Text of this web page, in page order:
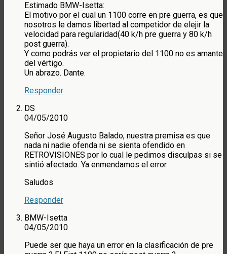
Estimado BMW-Isetta:
El motivo por el cual un 1100 corre en pre guerra, es que
nosotros le damos libertad al competidor de elejir la
velocidad para regularidad(40 k/h pre guerra y 80 k/h
post guerra).
Y como podrás ver el propietario del 1100 no es amante
del vértigo.
Un abrazo. Dante.
Responder
DS
04/05/2010
Señor José Augusto Balado, nuestra premisa es que
nada ni nadie ofenda ni se sienta ofendido en
RETROVISIONES por lo cual le pedimos disculpas si se
sintió afectado. Ya enmendamos el error.
Saludos
Responder
BMW-Isetta
04/05/2010
Puede ser que haya un error en la clasificación de pre